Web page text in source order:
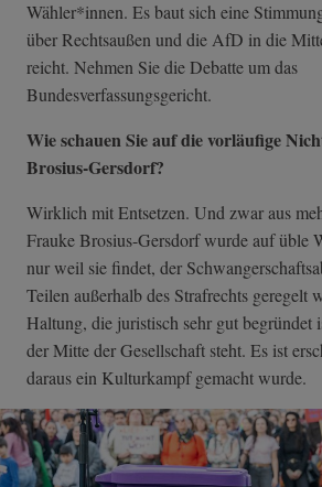
Wähler*innen. Es baut sich eine
über Rechtsaußen und die AfD in die
reicht. Nehmen Sie die Debatte um das
Bundesverfassungsgericht.
Wie schauen Sie auf die vorläufige
Brosius-Gersdorf?
Wirklich mit Entsetzen. Und zwar aus
Frauke Brosius-Gersdorf wurde auf üble
nur weil sie findet, der
Teilen außerhalb des Strafrechts geregelt
Haltung, die juristisch sehr gut begründet
der Mitte der Gesellschaft steht. Es ist
daraus ein Kulturkampf gemacht wurde.